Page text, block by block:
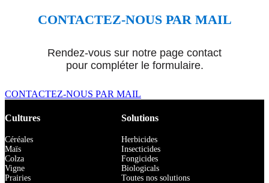
CONTACTEZ-NOUS PAR MAIL
Rendez-vous sur notre page contact
pour compléter le formulaire.
CONTACTEZ-NOUS PAR MAIL
Cultures
Céréales
Maïs
Colza
Vigne
Prairies
Solutions
Herbicides
Insecticides
Fongicides
Biologicals
Toutes nos solutions